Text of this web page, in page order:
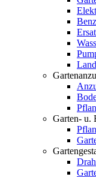
Garten- u.